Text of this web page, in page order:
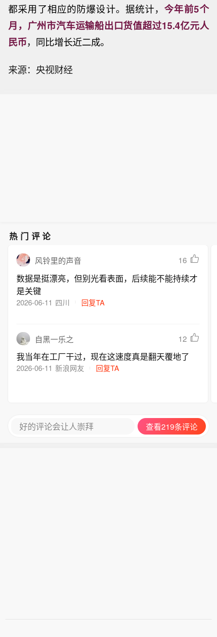
都采用了相应的防爆设计。 据统计，今年前5个
月，广州市汽车运输船出口货值超过15.4亿元人
民币，同比增长近二成。
来源：央视财经
热门评论
风铃里的声音 16
数据是挺漂亮，但别光看表面，后续能不能持续才
是关键
2026-06-11 四川 回复TA
自黑一乐之 12
我当年在工厂干过，现在这速度真是翻天覆地了
2026-06-11 新浪网友 回复TA
好的评论会让人崇拜 查看219条评论